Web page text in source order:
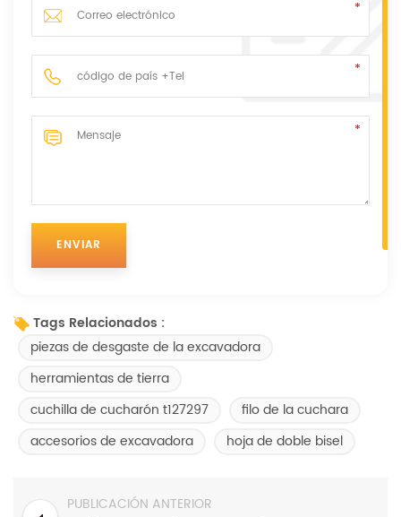
Tags Relacionados :
piezas de desgaste de la excavadora
herramientas de tierra
cuchilla de cucharón t127297
filo de la cuchara
accesorios de excavadora
hoja de doble bisel
PUBLICACIÓN ANTERIOR